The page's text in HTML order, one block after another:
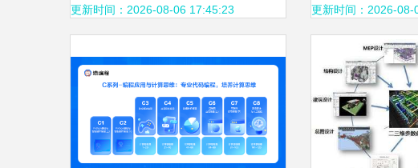
更新时间：2026-08-06 17:45:23 更新时间：2026-08-